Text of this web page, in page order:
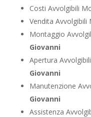
Costi Avvolgibili
Vendita Avvolgibili
Montaggio
Giovanni
Apertura
Giovanni
Manutenzione
Giovanni
Assistenza